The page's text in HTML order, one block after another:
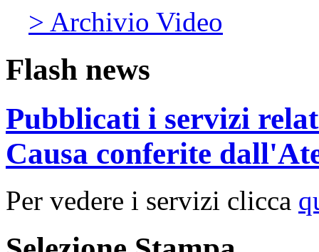
> Archivio Video
Flash news
Pubblicati i servizi
Causa conferite
Per vedere i servizi clicca